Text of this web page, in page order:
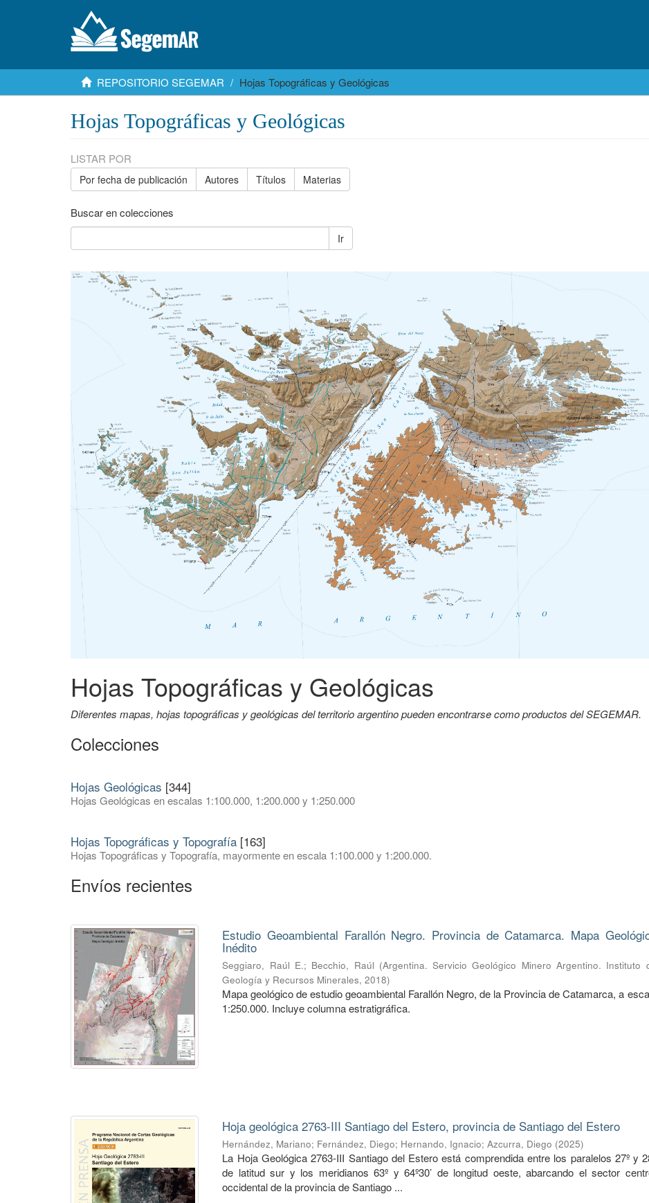
REPOSITORIO SEGEMAR Hojas Topográficas y Geológicas
Hojas Topográficas y Geológicas
LISTAR POR
Por fecha de publicación Autores Títulos Materias
Buscar en colecciones
Ir
Hojas Topográficas y Geológicas
Diferentes mapas, hojas topográficas y geológicas del territorio argentino pueden encontrarse como productos del SEGEMAR.
Colecciones
Hojas Geológicas [344]
Hojas Geológicas en escalas 1:100.000, 1:200.000 y 1:250.000
Hojas Topográficas y Topografía [163]
Hojas Topográficas y Topografía, mayormente en escala 1:100.000 y 1:200.000.
Envíos recientes
Estudio Geoambiental Farallón Negro. Provincia de Catamarca. Mapa
Inédito
Seggiaro, Raúl E.; Becchio, Raúl (Argentina. Servicio Geológico Minero Argentino. Instituto
Geología y Recursos Minerales,2018)
Mapa geológico de estudio geoambiental Farallón Negro, de la Provincia de Catamarca, a
1:250.000. Incluye columna estratigráfica.
Hoja geológica 2763-III Santiago del Estero, provincia de Santiago del Estero
Hernández, Mariano; Fernández, Diego; Hernando, Ignacio;Azcurra, Diego (2025)
La Hoja Geológica 2763-III Santiago del Estero está comprendida entre los paralelos 27º y
de latitud sur y los meridianos 63º y 64º30’ de longitud oeste, abarcando el sector
occidental de la provincia de Santiago ...